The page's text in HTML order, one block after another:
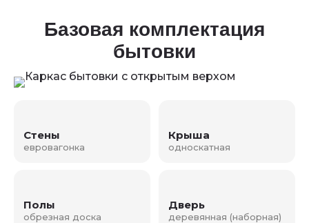
Базовая комплектация
бытовки
Стены
евровагонка
Крыша
односкатная
Полы
обрезная доска
Дверь
деревянная (наборная)